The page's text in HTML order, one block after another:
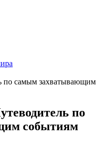
по самым захватывающим
по
событиям